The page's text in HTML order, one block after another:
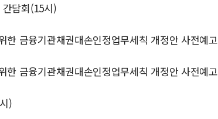
담회(15시)
금융기관채권대손인정업무세칙 개정안 사전예고
금융기관채권대손인정업무세칙 개정안 사전예고
)